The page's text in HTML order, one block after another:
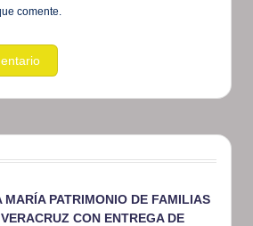
comente.
MARÍA PATRIMONIO DE FAMILIAS
CON ENTREGA DE